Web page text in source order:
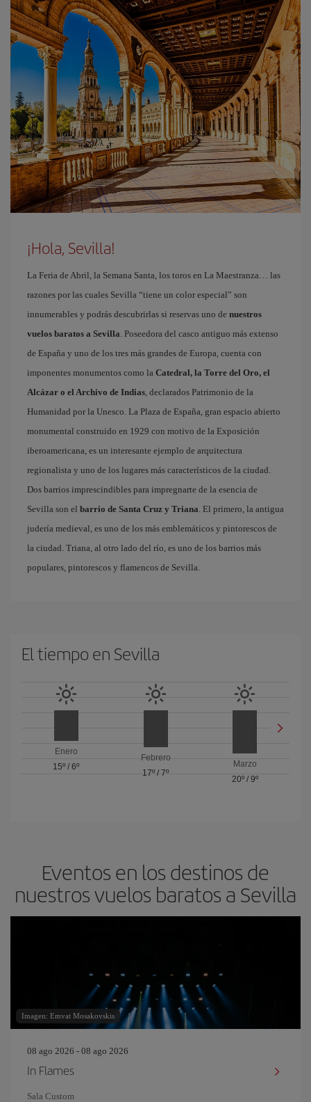
¡Hola, Sevilla!
La Feria de Abril, la Semana Santa, los toros en La Maestranza… las
razones por las cuales Sevilla “tiene un color especial” son
innumerables y podrás descubrirlas si reservas uno de nuestros
vuelos baratos a Sevilla. Poseedora del casco antiguo más extenso
de España y uno de los tres más grandes de Europa, cuenta con
imponentes monumentos como la Catedral, la Torre del Oro, el
Alcázar o el Archivo de Indias, declarados Patrimonio de la
Humanidad por la Unesco. La Plaza de España, gran espacio abierto
monumental construido en 1929 con motivo de la Exposición
iberoamericana, es un interesante ejemplo de arquitectura
regionalista y uno de los lugares más característicos de la ciudad.
Dos barrios imprescindibles para impregnarte de la esencia de
Sevilla son el barrio de Santa Cruz y Triana. El primero, la antigua
judería medieval, es uno de los más emblemáticos y pintorescos de
la ciudad. Triana, al otro lado del río, es uno de los barrios más
populares, pintorescos y flamencos de Sevilla.
El tiempo en Sevilla
Enero
15º /6º
Febrero
17º / 7º
Marzo
20º/ 9º
Eventos en los destinos de
nuestros vuelos baratos a Sevilla
Imagen: Emvat Mosakovskis
08 ago 2026 - 08 ago 2026
In Flames
Sala Custom